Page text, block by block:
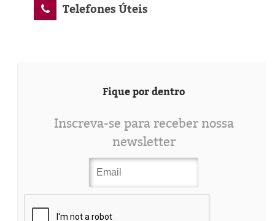
Telefones Úteis
Fique por dentro
Inscreva-se para receber nossa
newsletter